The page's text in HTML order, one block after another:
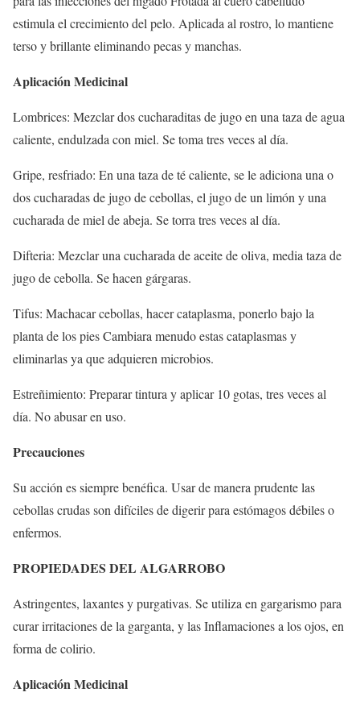
estimula el crecimiento del pelo. Aplicada al rostro, lo mantiene
terso y brillante eliminando pecas y manchas.
Aplicación Medicinal
Lombrices: Mezclar dos cucharaditas de jugo en una taza de agua
caliente, endulzada con miel. Se toma tres veces al día.
Gripe, resfriado: En una taza de té caliente, se le adiciona una o
dos cucharadas de jugo de cebollas, el jugo de un limón y una
cucharada de miel de abeja. Se torra tres veces al día.
Difteria: Mezclar una cucharada de aceite de oliva, media taza de
jugo de cebolla. Se hacen gárgaras.
Tifus: Machacar cebollas, hacer cataplasma, ponerlo bajo la
planta de los pies Cambiara menudo estas cataplasmas y
eliminarlas ya que adquieren microbios.
Estreñimiento: Preparar tintura y aplicar 10 gotas, tres veces al
día. No abusar en uso.
Precauciones
Su acción es siempre benéfica. Usar de manera prudente las
cebollas crudas son difíciles de digerir para estómagos débiles o
enfermos.
PROPIEDADES DEL ALGARROBO
Astringentes, laxantes y purgativas. Se utiliza en gargarismo para
curar irritaciones de la garganta, y las Inflamaciones a los ojos, en
forma de colirio.
Aplicación Medicinal